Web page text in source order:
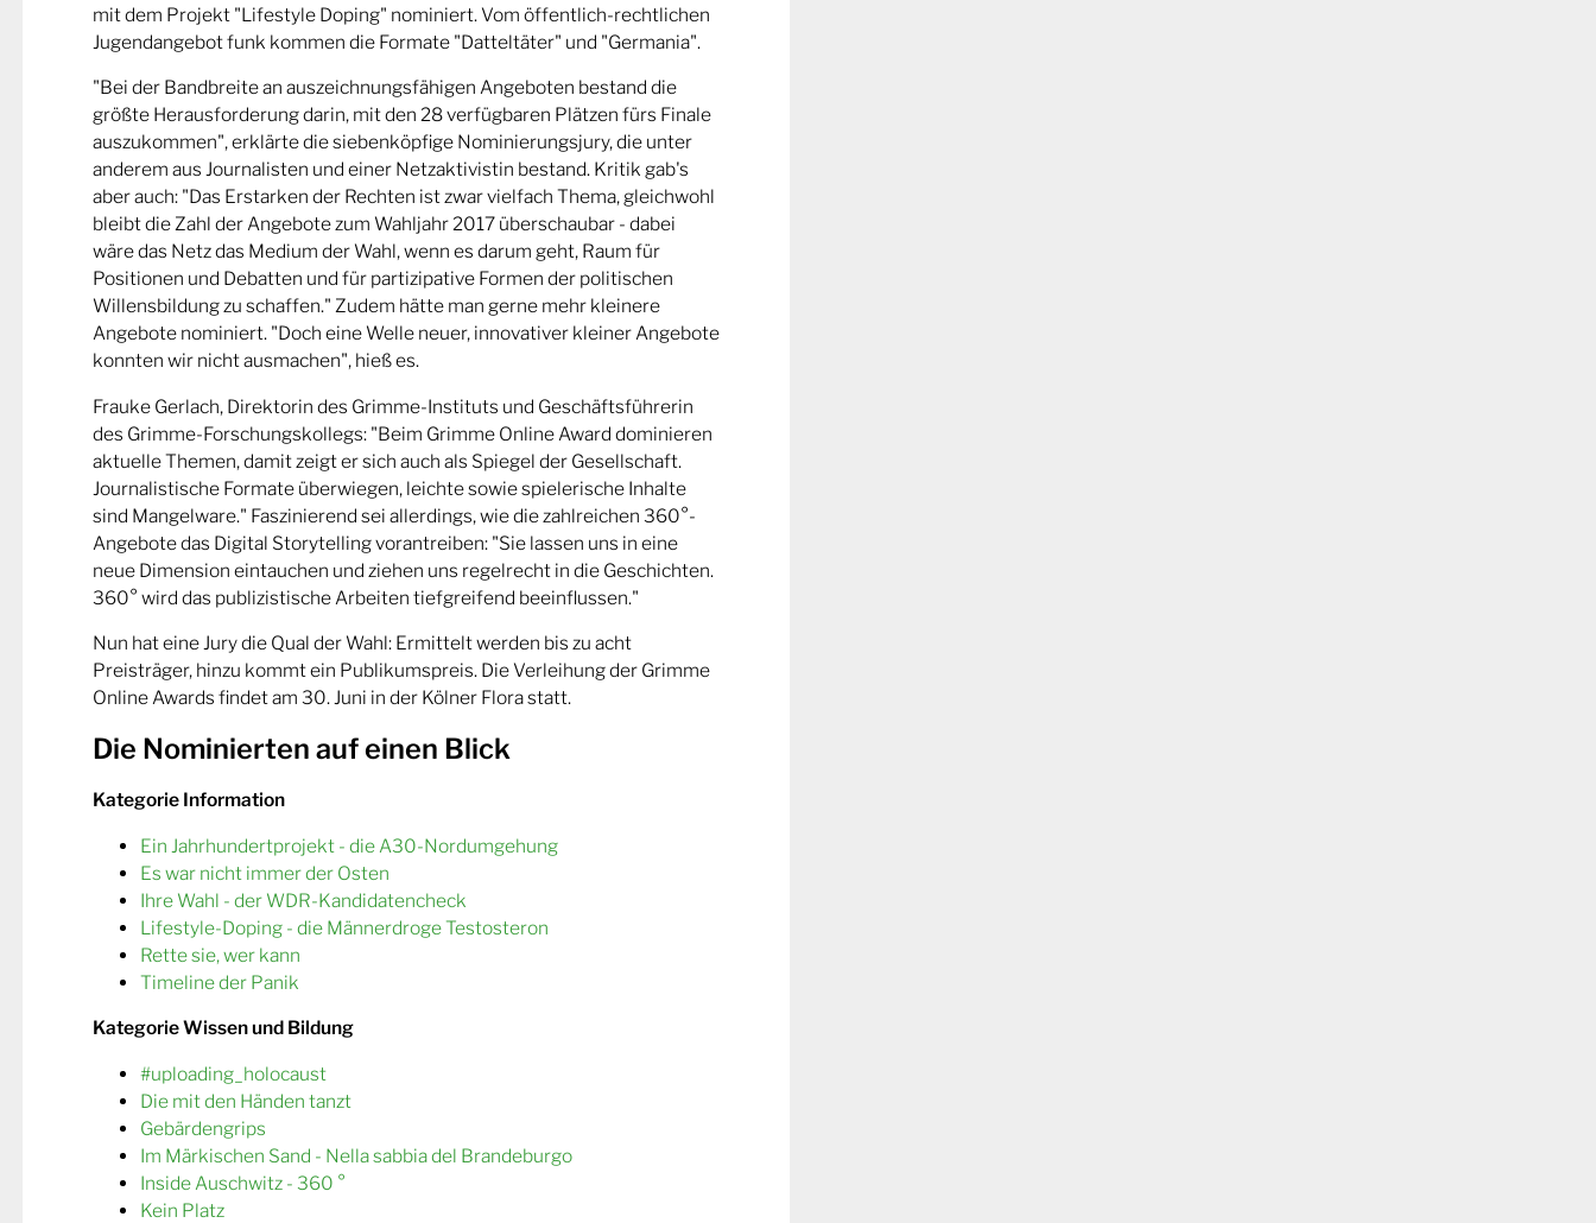
mit dem Projekt "Lifestyle Doping" nominiert. Vom öffentlich-rechtlichen
Jugendangebot funk kommen die Formate "Datteltäter" und "Germania".
"Bei der Bandbreite an auszeichnungsfähigen Angeboten bestand die
größte Herausforderung darin, mit den 28 verfügbaren Plätzen fürs Finale
auszukommen", erklärte die siebenköpfige Nominierungsjury, die unter
anderem aus Journalisten und einer Netzaktivistin bestand. Kritik gab's
aber auch: "Das Erstarken der Rechten ist zwar vielfach Thema, gleichwohl
bleibt die Zahl der Angebote zum Wahljahr 2017 überschaubar - dabei
wäre das Netz das Medium der Wahl, wenn es darum geht, Raum für
Positionen und Debatten und für partizipative Formen der politischen
Willensbildung zu schaffen." Zudem hätte man gerne mehr kleinere
Angebote nominiert. "Doch eine Welle neuer, innovativer kleiner Angebote
konnten wir nicht ausmachen", hieß es.
Frauke Gerlach, Direktorin des Grimme-Instituts und Geschäftsführerin
des Grimme-Forschungskollegs: "Beim Grimme Online Award dominieren
aktuelle Themen, damit zeigt er sich auch als Spiegel der Gesellschaft.
Journalistische Formate überwiegen, leichte sowie spielerische Inhalte
sind Mangelware." Faszinierend sei allerdings, wie die zahlreichen 360°-
Angebote das Digital Storytelling vorantreiben: "Sie lassen uns in eine
neue Dimension eintauchen und ziehen uns regelrecht in die Geschichten.
360° wird das publizistische Arbeiten tiefgreifend beeinflussen."
Nun hat eine Jury die Qual der Wahl: Ermittelt werden bis zu acht
Preisträger, hinzu kommt ein Publikumspreis. Die Verleihung der Grimme
Online Awards findet am 30. Juni in der Kölner Flora statt.
Die Nominierten auf einen Blick
Kategorie Information
Ein Jahrhundertprojekt - die A30-Nordumgehung
Es war nicht immer der Osten
Ihre Wahl - der WDR-Kandidatencheck
Lifestyle-Doping - die Männerdroge Testosteron
Rette sie, wer kann
Timeline der Panik
Kategorie Wissen und Bildung
#uploading_holocaust
Die mit den Händen tanzt
Gebärdengrips
Im Märkischen Sand - Nella sabbia del Brandeburgo
Inside Auschwitz - 360 °
Kein Platz